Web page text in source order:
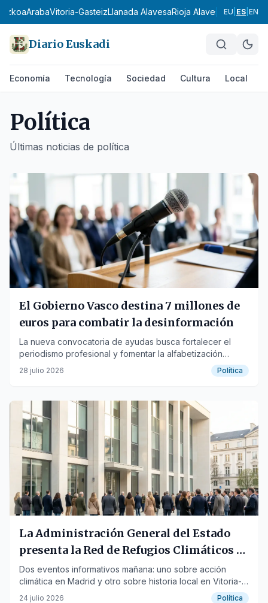
ArabaVitoria-GasteizLlanada AlavesaRioja AlavesaMontaña
EU ES EN
Diario Euskadi
Economía Tecnología Sociedad Cultura Local
Política
Últimas noticias de política
El Gobierno Vasco destina 7 millones de
euros para combatir la desinformación
La nueva convocatoria de ayudas busca fortalecer el
periodismo profesional y fomentar la alfabetización
mediática de la ciudadanía.
28 julio 2026 Política
La Administración General del Estado
presenta la Red de Refugios Climáticos y
los Libros de Actas Municipales de
Vitori…
Dos eventos informativos mañana: uno sobre acción
climática en Madrid y otro sobre historia local en Vitoria-
Gasteiz.
24 julio 2026 Política